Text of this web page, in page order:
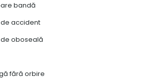
bandă
accident
oboseală
fără orbire